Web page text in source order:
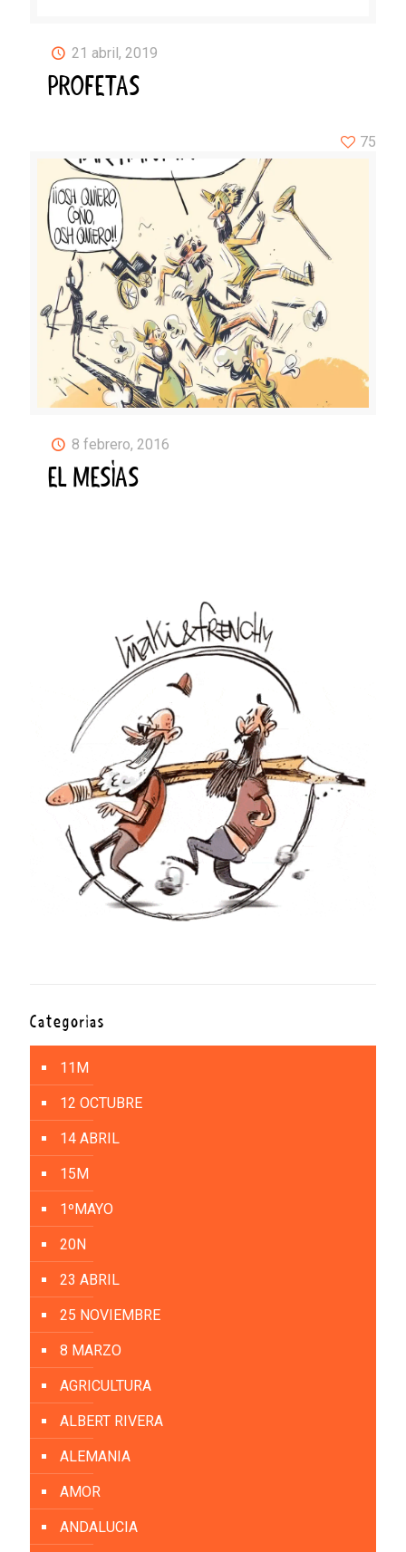
21 abril, 2019
PROFETAS
8 febrero, 2016
EL MESÍAS
75
Categorías
11M
12 OCTUBRE
14 ABRIL
15M
1ºMAYO
20N
23 ABRIL
25 NOVIEMBRE
8 MARZO
AGRICULTURA
ALBERT RIVERA
ALEMANIA
AMOR
ANDALUCIA